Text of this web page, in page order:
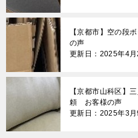
【京都市】空の段
の声
更新日：2025年4月
【京都市山科区】
頼 お客様の声
更新日：2025年3月